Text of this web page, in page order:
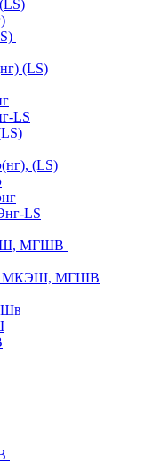
(LS)
LS
(LS)
LS
МГШВ
МКЭШ, МГШВ